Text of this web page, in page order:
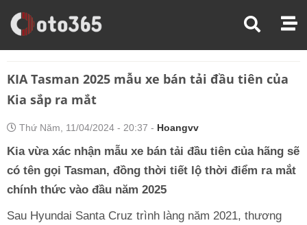
Trang Chủ
Tin Xe
KIA Tasman 2025 mẫu xe bán tải đầu tiên của
Kia sắp ra mắt
Thứ Năm, 11/04/2024 - 20:37 - Hoangvv
Kia vừa xác nhận mẫu xe bán tải đầu tiên của hãng sẽ
có tên gọi Tasman, đồng thời tiết lộ thời điểm ra mắt
chính thức vào đầu năm 2025
Sau Hyundai Santa Cruz trình làng năm 2021, thương